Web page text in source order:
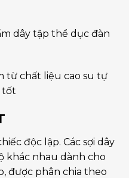
độc lập. Các sợi dây
khác nhau dành cho
được phân chia theo